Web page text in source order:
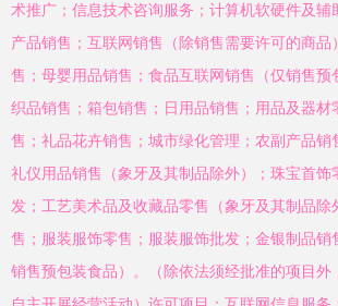
术推广；信息技术咨询服务；计算机软硬件及辅
产品销售；互联网销售（除销售需要许可的商品
售；母婴用品销售；食品互联网销售（仅销售预
织品销售；箱包销售；日用品销售；用品及器材
售；礼品花卉销售；城市绿化管理；农副产品销
礼仪用品销售（象牙及其制品除外）；珠宝首饰
发；工艺美术品及收藏品零售（象牙及其制品除
售；服装服饰零售；服装服饰批发；金银制品销
销售预包装食品）。（除依法须经批准的项目外